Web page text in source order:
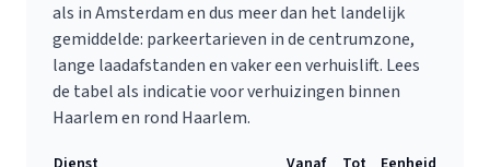
als in Amsterdam en dus meer dan het landelijk
gemiddelde: parkeertarieven in de centrumzone,
lange laadafstanden en vaker een verhuislift. Lees
de tabel als indicatie voor verhuizingen binnen
Haarlem en rond Haarlem.